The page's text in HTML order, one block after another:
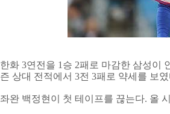
한화 3연전을 1승 2패로 마감한 삼성이
즌 상대 전적에서 3전 3패로 약세를 보
좌완 백정현이 첫 테이프를 끊는다. 올